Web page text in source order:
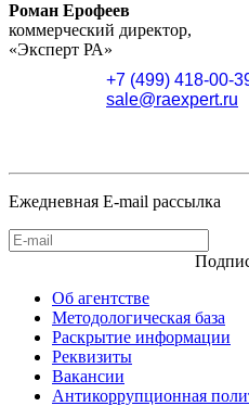
Роман Ерофеев
коммерческий директор,
«Эксперт РА»
+7 (499) 418-00-
sale@raexpert.ru
Ежедневная E-mail рассылка
Об агентстве
Методологическая база
Раскрытие информации
Реквизиты
Вакансии
Антикоррупционная